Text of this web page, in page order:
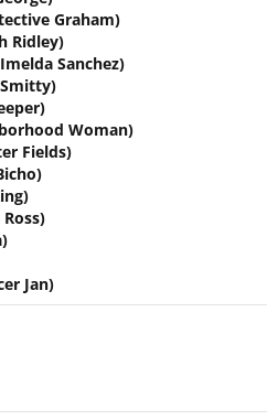
Graham)
Ridley)
Sanchez)
Woman)
Fields)
Jan)